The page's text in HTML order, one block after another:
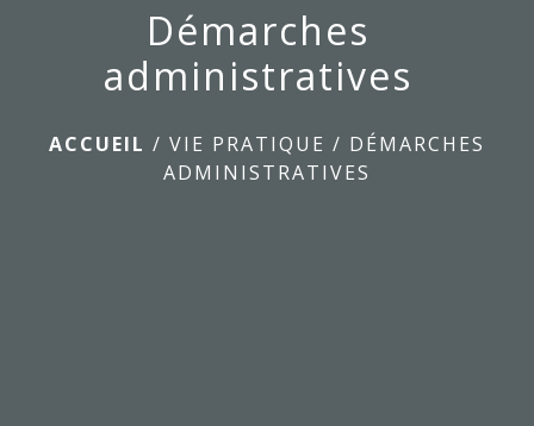
Démarches
administratives
ACCUEIL / VIE PRATIQUE / DÉMARCHES
ADMINISTRATIVES